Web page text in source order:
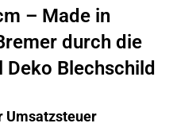
– Made in
durch die
Deko Blechschild
Umsatzsteuer